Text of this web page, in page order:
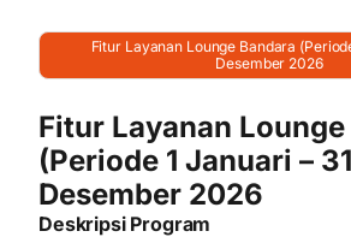
Fitur Layanan Lounge Bandara
Desember 2026
Fitur Layanan
(Periode 1 Januari – 31
Desember 2026
Deskripsi Program